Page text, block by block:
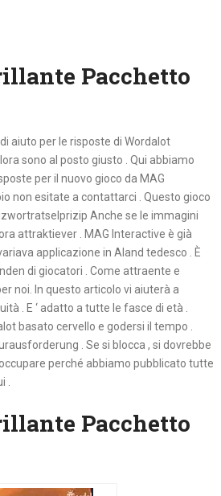
Pacchetto
aiuto per le risposte di Wordalot
sono al posto giusto . Qui abbiamo
per il nuovo gioco da MAG
non esitate a contattarci . Questo gioco
Anche se le immagini
attraktiever . MAG Interactive è già
applicazione in Aland tedesco . È
di giocatori . Come attraente e
noi. In questo articolo vi aiuterà a
. E ‘ adatto a tutte le fasce di età .
basato cervello e godersi il tempo .
. Se si blocca , si dovrebbe
perché abbiamo pubblicato tutte
.
Pacchetto